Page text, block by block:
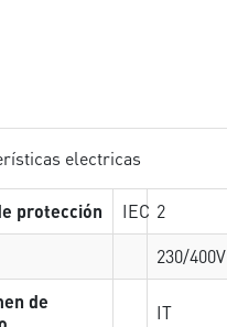
electricas
protección IEC 2
230/400V
de
IT